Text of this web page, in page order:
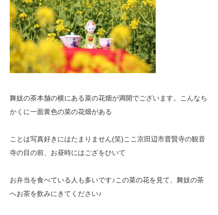
舞妓の茶本舗の横にある菜の花畑が満開でございます。こんなち
かくに一面黄色の菜の花畑がある
ことは写真好きにはたまりません(笑)ここ京田辺市普賢寺の観音
寺の目の前、お昼時にはござをひいて
お弁当を食べている人も多いです♪この菜の花を見て、舞妓の茶
へお茶を飲みにきてください♪